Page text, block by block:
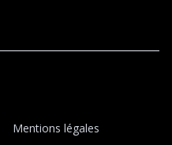
Mentions légales